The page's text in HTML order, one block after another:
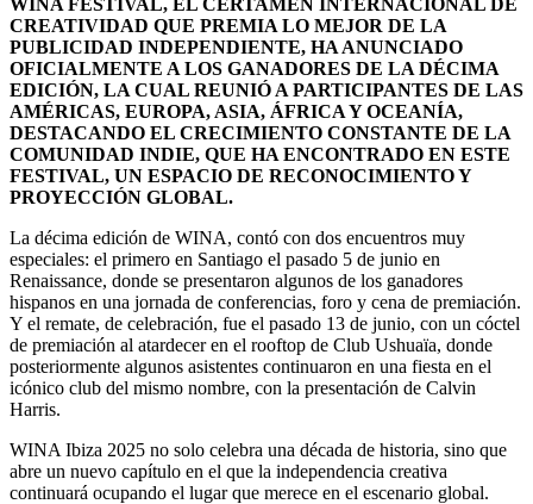
CREATIVIDAD QUE PREMIA LO MEJOR DE LA
PUBLICIDAD INDEPENDIENTE, HA ANUNCIADO
OFICIALMENTE A LOS GANADORES DE LA DÉCIMA
EDICIÓN, LA CUAL REUNIÓ A PARTICIPANTES DE LAS
AMÉRICAS, EUROPA, ASIA, ÁFRICA Y OCEANÍA,
DESTACANDO EL CRECIMIENTO CONSTANTE DE LA
COMUNIDAD INDIE, QUE HA ENCONTRADO EN ESTE
FESTIVAL, UN ESPACIO DE RECONOCIMIENTO Y
PROYECCIÓN GLOBAL.
La décima edición de WINA, contó con dos encuentros muy
especiales: el primero en Santiago el pasado 5 de junio en
Renaissance, donde se presentaron algunos de los ganadores
hispanos en una jornada de conferencias, foro y cena de premiación.
Y el remate, de celebración, fue el pasado 13 de junio, con un cóctel
de premiación al atardecer en el rooftop de Club Ushuaïa, donde
posteriormente algunos asistentes continuaron en una fiesta en el
icónico club del mismo nombre, con la presentación de Calvin
Harris.
WINA Ibiza 2025 no solo celebra una década de historia, sino que
abre un nuevo capítulo en el que la independencia creativa
continuará ocupando el lugar que merece en el escenario global.